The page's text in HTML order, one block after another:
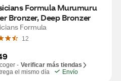
Formula Murumuru
Bronzer, Deep Bronzer
Formula
12
- Verificar más tiendas
el mismo día
Envío